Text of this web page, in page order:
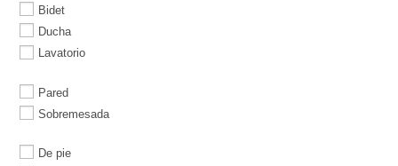
Bidet
Ducha
Lavatorio
Pared
Sobremesada
De pie